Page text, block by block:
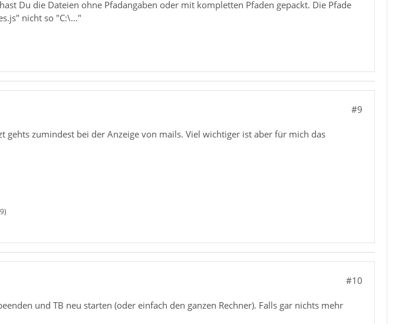
Du die Dateien ohne Pfadangaben oder mit kompletten Pfaden gepackt. Die Pfade
nicht so "C:\..."
#9
gehts zumindest bei der Anzeige von mails. Viel wichtiger ist aber für mich das
)
#10
und TB neu starten (oder einfach den ganzen Rechner). Falls gar nichts mehr